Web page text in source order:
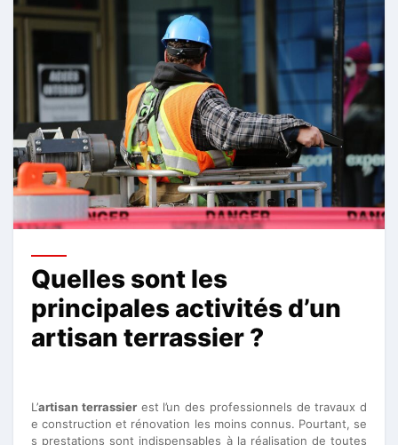
Quelles sont les
principales activités d’un
artisan terrassier ?
L’artisan terrassierest l’un des professionnels de travaux d
e construction et rénovation les moins connus. Pourtant, se
s prestations sont indispensables à la réalisation de toutes